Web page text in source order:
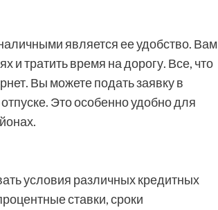
является ее удобство. Вам
и тратить время на дорогу. Все, что
Вы можете подать заявку в
Это особенно удобно для
условия различных кредитных
ставки, сроки